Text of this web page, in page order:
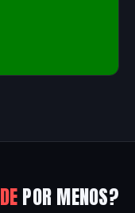
POR MENOS?